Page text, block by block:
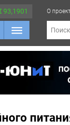
93,1901 О
Поиск